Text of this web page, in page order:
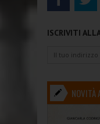
ISCRIVITI
NOVITÀ